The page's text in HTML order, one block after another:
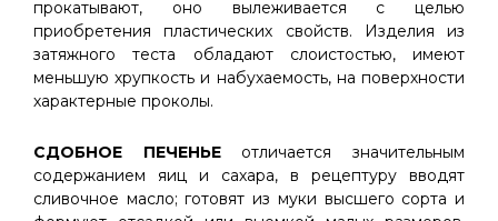
прокатывают, оно вылеживается с целью
приобретения пластических свойств. Изде­лия из
затяжного теста обладают слоистос­тью, имеют
меньшую хрупкость и набухаемость, на поверхности
характерные проколы.
СДОБНОЕ ПЕЧЕНЬЕотличается значительным
содержанием яиц и сахара, в рецептуру вводят
сливочное масло; готовят из муки высшего сорта и